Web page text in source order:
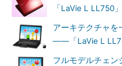
「LaVie L LL750
アーキテクチャを
――「LaVie L
フルモデルチェン